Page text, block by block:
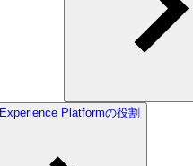
Experience Platformの役割